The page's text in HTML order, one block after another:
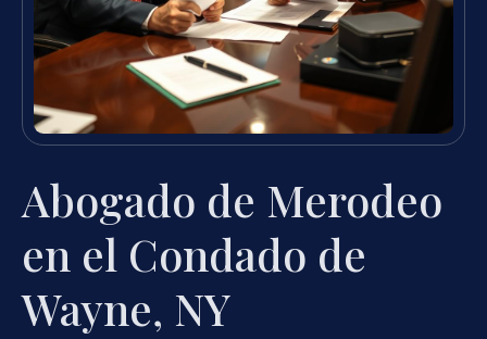
Abogado de Merodeo
en el Condado de
Wayne, NY